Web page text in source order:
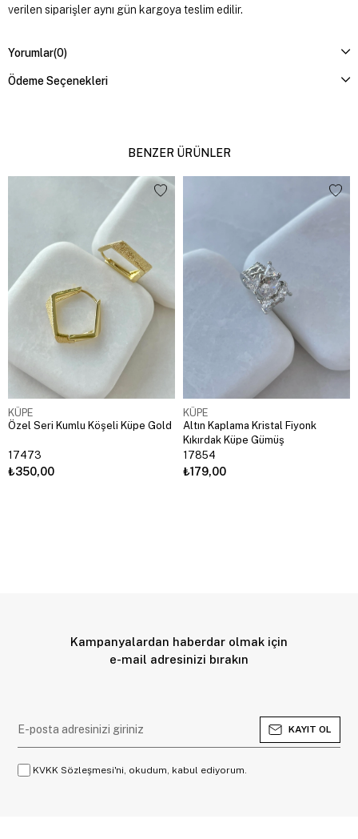
verilen siparişler aynı gün kargoya teslim edilir.
Yorumlar(0)
Ödeme Seçenekleri
BENZER ÜRÜNLER
KÜPE
Özel Seri Kumlu Köşeli Küpe Gold
17473
₺350,00
KÜPE
Altın Kaplama Kristal Fiyonk
Kıkırdak Küpe Gümüş
17854
₺179,00
Kampanyalardan haberdar olmak için
e-mail adresinizi bırakın
KAYIT OL
KVKK Sözleşmesi'ni, okudum, kabul ediyorum.